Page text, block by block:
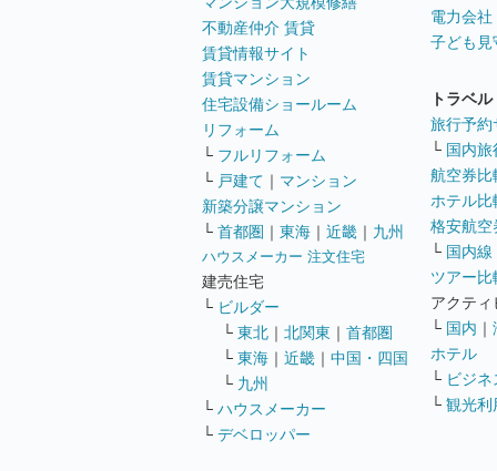
不動産仲介 賃貸
賃貸情報サイト
賃貸マンション
住宅設備ショールーム
リフォーム
└ フルリフォーム
└ 戸建て ｜ マンション
新築分譲マンション
└ 首都圏 ｜ 東海 ｜ 近畿 ｜ 九州
ハウスメーカー 注文住宅
建売住宅
└ ビルダー
└ 東北 ｜ 北関東 ｜ 首都圏
└ 東海 ｜ 近畿 ｜ 中国・四国
└ 九州
└ ハウスメーカー
└ デベロッパー
電力会社
子ども見
トラベル
旅行予約
└ 国内旅
航空券比
ホテル
格安航空
└ 国内線
ツアー
アクテ
└ 国内 ｜
ホテル
└ ビジ
└ 観光利